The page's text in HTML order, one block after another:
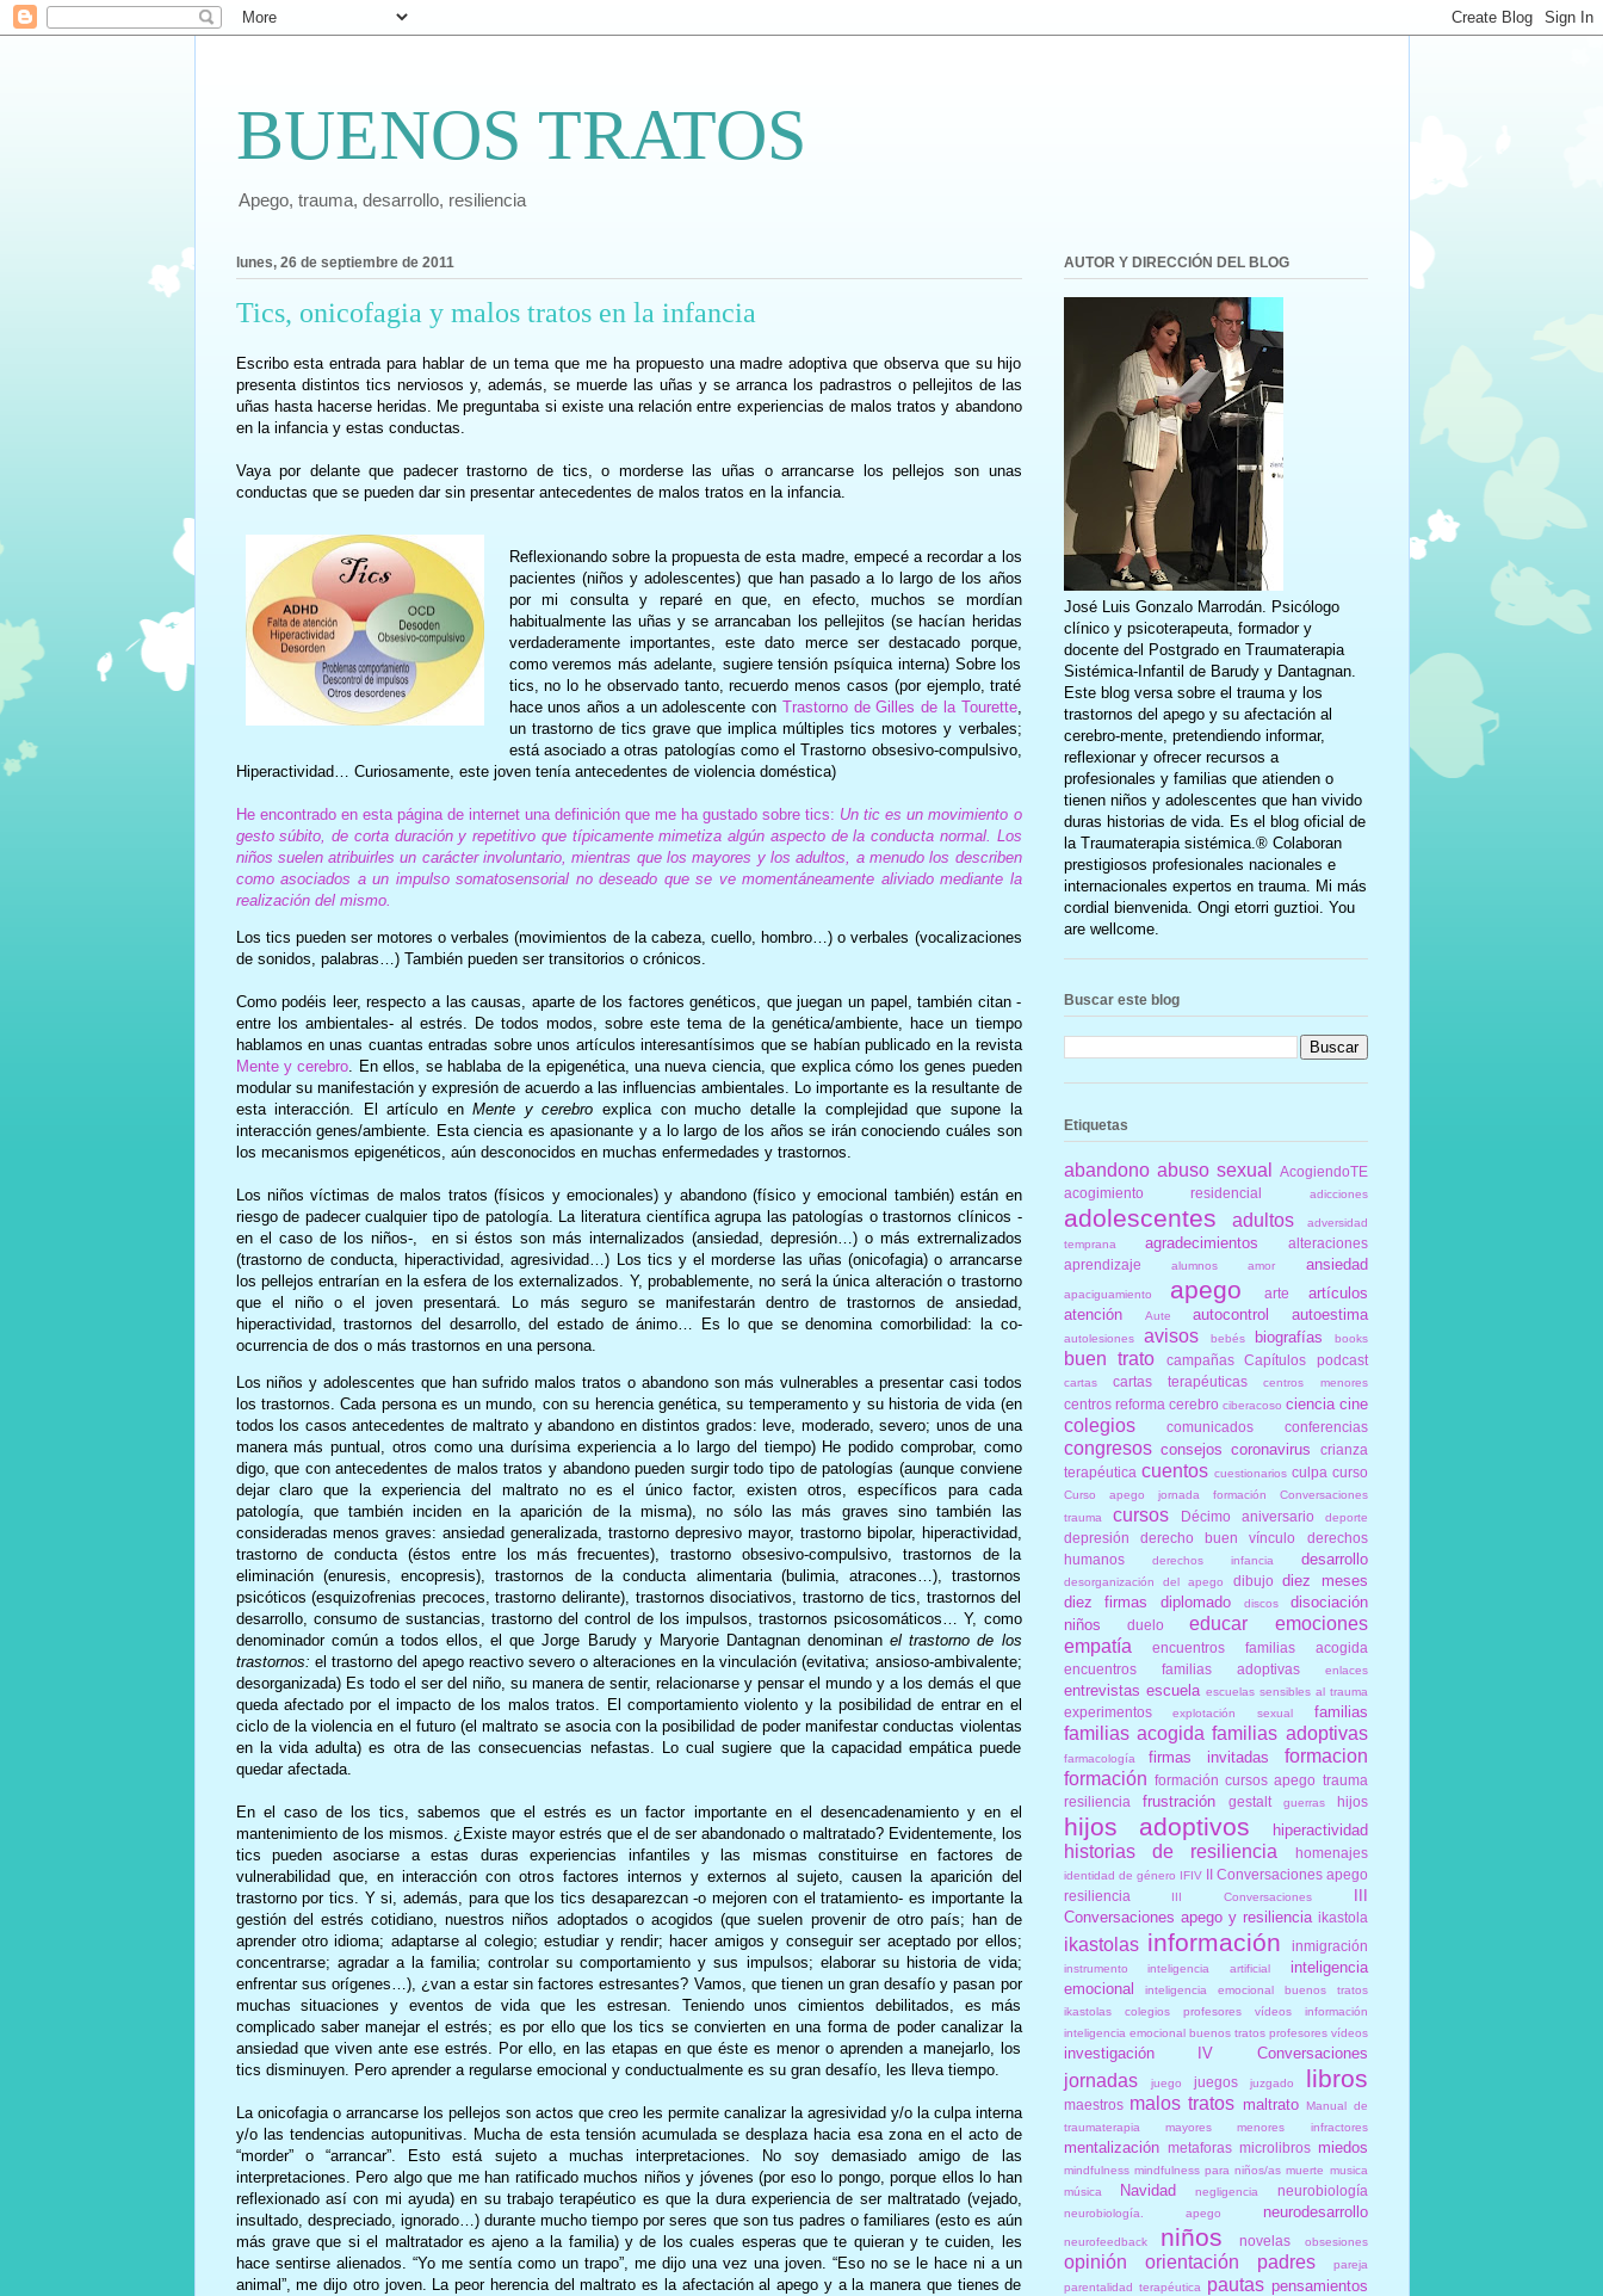
BUENOS TRATOS
Apego, trauma, desarrollo, resiliencia
lunes, 26 de septiembre de 2011
Tics, onicofagia y malos tratos en la infancia
Escribo esta entrada para hablar de un tema que me ha propuesto una madre adoptiva que observa que su hijo
presenta distintos tics nerviosos y, además, se muerde las uñas y se arranca los padrastros o pellejitos de las
uñas hasta hacerse heridas. Me preguntaba si existe una relación entre experiencias de malos tratos y abandono
en la infancia y estas conductas.
Vaya por delante que padecer trastorno de tics, o morderse las uñas o arrancarse los pellejos son unas
conductas que se pueden dar sin presentar antecedentes de malos tratos en la infancia.
Reflexionando sobre la propuesta de esta madre, empecé a recordar a los
pacientes (niños y adolescentes) que han pasado a lo largo de los años
por mi consulta y reparé en que, en efecto, muchos se mordían
habitualmente las uñas y se arrancaban los pellejitos (se hacían heridas
verdaderamente importantes, este dato merce ser destacado porque,
como veremos más adelante, sugiere tensión psíquica interna) Sobre los
tics, no lo he observado tanto, recuerdo menos casos (por ejemplo, traté
hace unos años a un adolescente con Trastorno de Gilles de la Tourette,
un trastorno de tics grave que implica múltiples tics motores y verbales;
está asociado a otras patologías como el Trastorno obsesivo-compulsivo,
Hiperactividad… Curiosamente, este joven tenía antecedentes de violencia doméstica)
He encontrado en esta página de internet una definición que me ha gustado sobre tics: Un tic es un movimiento o
gesto súbito, de corta duración y repetitivo que típicamente mimetiza algún aspecto de la conducta normal. Los
niños suelen atribuirles un carácter involuntario, mientras que los mayores y los adultos, a menudo los describen
como asociados a un impulso somatosensorial no deseado que se ve momentáneamente aliviado mediante la
realización del mismo.
Los tics pueden ser motores o verbales (movimientos de la cabeza, cuello, hombro…) o verbales (vocalizaciones
de sonidos, palabras…) También pueden ser transitorios o crónicos.
Como podéis leer, respecto a las causas, aparte de los factores genéticos, que juegan un papel, también citan -
entre los ambientales- al estrés. De todos modos, sobre este tema de la genética/ambiente, hace un tiempo
hablamos en unas cuantas entradas sobre unos artículos interesantísimos que se habían publicado en la revista
Mente y cerebro. En ellos, se hablaba de la epigenética, una nueva ciencia, que explica cómo los genes pueden
modular su manifestación y expresión de acuerdo a las influencias ambientales. Lo importante es la resultante de
esta interacción. El artículo enMente y cerebro explica con mucho detalle la complejidad que supone la
interacción genes/ambiente. Esta ciencia es apasionante y a lo largo de los años se irán conociendo cuáles son
los mecanismos epigenéticos, aún desconocidos en muchas enfermedades y trastornos.
Los niños víctimas de malos tratos (físicos y emocionales) y abandono (físico y emocional también) están en
riesgo de padecer cualquier tipo de patología. La literatura científica agrupa las patologías o trastornos clínicos -
en el caso de los niños-, en si éstos son más internalizados (ansiedad, depresión…) o más extrernalizados
(trastorno de conducta, hiperactividad, agresividad…) Los tics y el morderse las uñas (onicofagia) o arrancarse
los pellejos entrarían en la esfera de los externalizados. Y, probablemente, no será la única alteración o trastorno
que el niño o el joven presentará. Lo más seguro se manifestarán dentro de trastornos de ansiedad,
hiperactividad, trastornos del desarrollo, del estado de ánimo… Es lo que se denomina comorbilidad: la co-
ocurrencia de dos o más trastornos en una persona.
Los niños y adolescentes que han sufrido malos tratos o abandono son más vulnerables a presentar casi todos
los trastornos. Cada persona es un mundo, con su herencia genética, su temperamento y su historia de vida (en
todos los casos antecedentes de maltrato y abandono en distintos grados: leve, moderado, severo; unos de una
manera más puntual, otros como una durísima experiencia a lo largo del tiempo) He podido comprobar, como
digo, que con antecedentes de malos tratos y abandono pueden surgir todo tipo de patologías (aunque conviene
dejar claro que la experiencia del maltrato no es el único factor, existen otros, específicos para cada
patología, que también inciden en la aparición de la misma), no sólo las más graves sino también las
consideradas menos graves: ansiedad generalizada, trastorno depresivo mayor, trastorno bipolar, hiperactividad,
trastorno de conducta (éstos entre los más frecuentes), trastorno obsesivo-compulsivo, trastornos de la
eliminación (enuresis, encopresis), trastornos de la conducta alimentaria (bulimia, atracones…), trastornos
psicóticos (esquizofrenias precoces, trastorno delirante), trastornos disociativos, trastorno de tics, trastornos del
desarrollo, consumo de sustancias, trastorno del control de los impulsos, trastornos psicosomáticos… Y, como
denominador común a todos ellos, el que Jorge Barudy y Maryorie Dantagnan denominanel trastorno de los
trastornos: el trastorno del apego reactivo severo o alteraciones en la vinculación (evitativa; ansioso-ambivalente;
desorganizada) Es todo el ser del niño, su manera de sentir, relacionarse y pensar el mundo y a los demás el que
queda afectado por el impacto de los malos tratos. El comportamiento violento y la posibilidad de entrar en el
ciclo de la violencia en el futuro (el maltrato se asocia con la posibilidad de poder manifestar conductas violentas
en la vida adulta) es otra de las consecuencias nefastas. Lo cual sugiere que la capacidad empática puede
quedar afectada.
En el caso de los tics, sabemos que el estrés es un factor importante en el desencadenamiento y en el
mantenimiento de los mismos. ¿Existe mayor estrés que el de ser abandonado o maltratado? Evidentemente, los
tics pueden asociarse a estas duras experiencias infantiles y las mismas constituirse en factores de
vulnerabilidad que, en interacción con otros factores internos y externos al sujeto, causen la aparición del
trastorno por tics. Y si, además, para que los tics desaparezcan -o mejoren con el tratamiento- es importante la
gestión del estrés cotidiano, nuestros niños adoptados o acogidos (que suelen provenir de otro país; han de
aprender otro idioma; adaptarse al colegio; estudiar y rendir; hacer amigos y conseguir ser aceptado por ellos;
concentrarse; agradar a la familia; controlar su comportamiento y sus impulsos; elaborar su historia de vida;
enfrentar sus orígenes…), ¿van a estar sin factores estresantes? Vamos, que tienen un gran desafío y pasan por
muchas situaciones y eventos de vida que les estresan. Teniendo unos cimientos debilitados, es más
complicado saber manejar el estrés; es por ello que los tics se convierten en una forma de poder canalizar la
ansiedad que viven ante ese estrés. Por ello, en las etapas en que éste es menor o aprenden a manejarlo, los
tics disminuyen. Pero aprender a regularse emocional y conductualmente es su gran desafío, les lleva tiempo.
La onicofagia o arrancarse los pellejos son actos que creo les permite canalizar la agresividad y/o la culpa interna
y/o las tendencias autopunitivas. Mucha de esta tensión acumulada se desplaza hacia esa zona en el acto de
“morder” o “arrancar”. Esto está sujeto a muchas interpretaciones. No soy demasiado amigo de las
interpretaciones. Pero algo que me han ratificado muchos niños y jóvenes (por eso lo pongo, porque ellos lo han
reflexionado así con mi ayuda) en su trabajo terapéutico es que la dura experiencia de ser maltratado (vejado,
insultado, despreciado, ignorado…) durante mucho tiempo por seres que son tus padres o familiares (esto es aún
más grave que si el maltratador es ajeno a la familia) y de los cuales esperas que te quieran y te cuiden, les
hace sentirse alienados. “Yo me sentía como un trapo”, me dijo una vez una joven. “Eso no se le hace ni a un
animal”, me dijo otro joven. La peor herencia del maltrato es la afectación al apego y a la manera que tienes de
AUTOR Y DIRECCIÓN DEL BLOG
José Luis Gonzalo Marrodán. Psicólogo
clínico y psicoterapeuta, formador y
docente del Postgrado en Traumaterapia
Sistémica-Infantil de Barudy y Dantagnan.
Este blog versa sobre el trauma y los
trastornos del apego y su afectación al
cerebro-mente, pretendiendo informar,
reflexionar y ofrecer recursos a
profesionales y familias que atienden o
tienen niños y adolescentes que han vivido
duras historias de vida. Es el blog oficial de
la Traumaterapia sistémica.® Colaboran
prestigiosos profesionales nacionales e
internacionales expertos en trauma. Mi más
cordial bienvenida. Ongi etorri guztioi. You
are wellcome.
Buscar este blog
Etiquetas
abandono abuso sexual
AcogiendoTE
acogimiento residencial
adicciones
adolescentes adultos
adversidad
temprana
agradecimientos
alteraciones
aprendizaje
alumnos amor ansiedad
apaciguamiento apego arte
artículos
atención
Aute autocontrol autoestima
autolesiones avisos bebés biografías books
buen trato campañas Capítulos podcast
cartas cartas terapéuticas centros menores
centros reforma cerebro ciberacoso ciencia cine
colegios comunicados conferencias
congresos consejos coronavirus
crianza
terapéutica cuentos cuestionarios culpa curso
Curso apego jornada formación Conversaciones
trauma
cursos Décimo aniversario deporte
depresión derecho buen vínculo
derechos
humanos
derechos infancia desarrollo
desorganización del apego dibujo diez meses
diez firmas
diplomado discos
disociación
niños
duelo educar
emociones
empatía
encuentros familias acogida
encuentros familias adoptivas
enlaces
entrevistas escuela escuelas sensibles al trauma
experimentos explotación sexual familias
familias acogida familias adoptivas
farmacología firmas invitadas
formacion
formación formación cursos apego trauma
resiliencia
frustración gestalt guerras hijos
hijos adoptivos hiperactividad
historias de resiliencia homenajes
identidad de género IFIV II Conversaciones apego
resiliencia
III Conversaciones
III
Conversaciones apego y resiliencia ikastola
ikastolas información inmigración
instrumento inteligencia artificial
inteligencia
emocional
inteligencia emocional buenos tratos
ikastolas colegios profesores vídeos información
inteligencia emocional buenos tratos profesores vídeos
investigación IV Conversaciones
jornadas juego juegos juzgado libros
maestros malos tratos maltrato Manual de
traumaterapia
mayores menores infractores
mentalización metaforas microlibros miedos
mindfulness mindfulness para niños/as muerte musica
música
Navidad negligencia neurobiología
neurobiología. apego neurodesarrollo
neurofeedback niños novelas obsesiones
opinión orientación padres
pareja
parentalidad terapéutica
pautas pensamientos